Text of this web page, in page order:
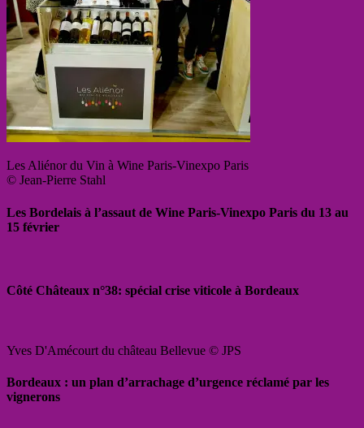
Les Aliénor du Vin à Wine Paris-Vinexpo Paris
© Jean-Pierre Stahl
Les Bordelais à l’assaut de Wine Paris-Vinexpo Paris du 13 au
15 février
Côté Châteaux n°38: spécial crise viticole à Bordeaux
Yves D'Amécourt du château Bellevue © JPS
Bordeaux : un plan d’arrachage d’urgence réclamé par les
vignerons